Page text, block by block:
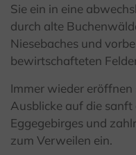
Sie ein in eine
durch alte
Niesebaches und
bewirtschafteten
Immer wieder eröffnen
Ausblicke auf die
Eggegebirges und
zum Verweilen ein.